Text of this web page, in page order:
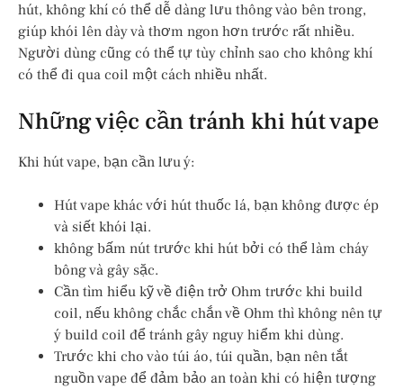
hút, không khí có thể dễ dàng lưu thông vào bên trong,
giúp khói lên dày và thơm ngon hơn trước rất nhiều.
Người dùng cũng có thể tự tùy chỉnh sao cho không khí
có thể đi qua coil một cách nhiều nhất.
Những việc cần tránh khi hút vape
Khi hút vape, bạn cần lưu ý:
Hút vape khác với hút thuốc lá, bạn không được ép
và siết khói lại.
không bấm nút trước khi hút bởi có thể làm cháy
bông và gây sặc.
Cần tìm hiểu kỹ về điện trở Ohm trước khi build
coil, nếu không chắc chắn về Ohm thì không nên tự
ý build coil để tránh gây nguy hiểm khi dùng.
Trước khi cho vào túi áo, túi quần, bạn nên tắt
nguồn vape để đảm bảo an toàn khi có hiện tượng